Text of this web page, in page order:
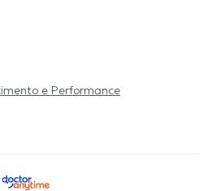
e Performance